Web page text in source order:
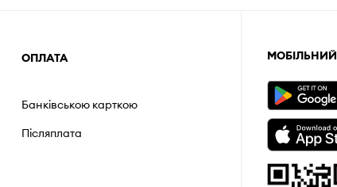
ОПЛАТА
Банківською карткою
Післяплата